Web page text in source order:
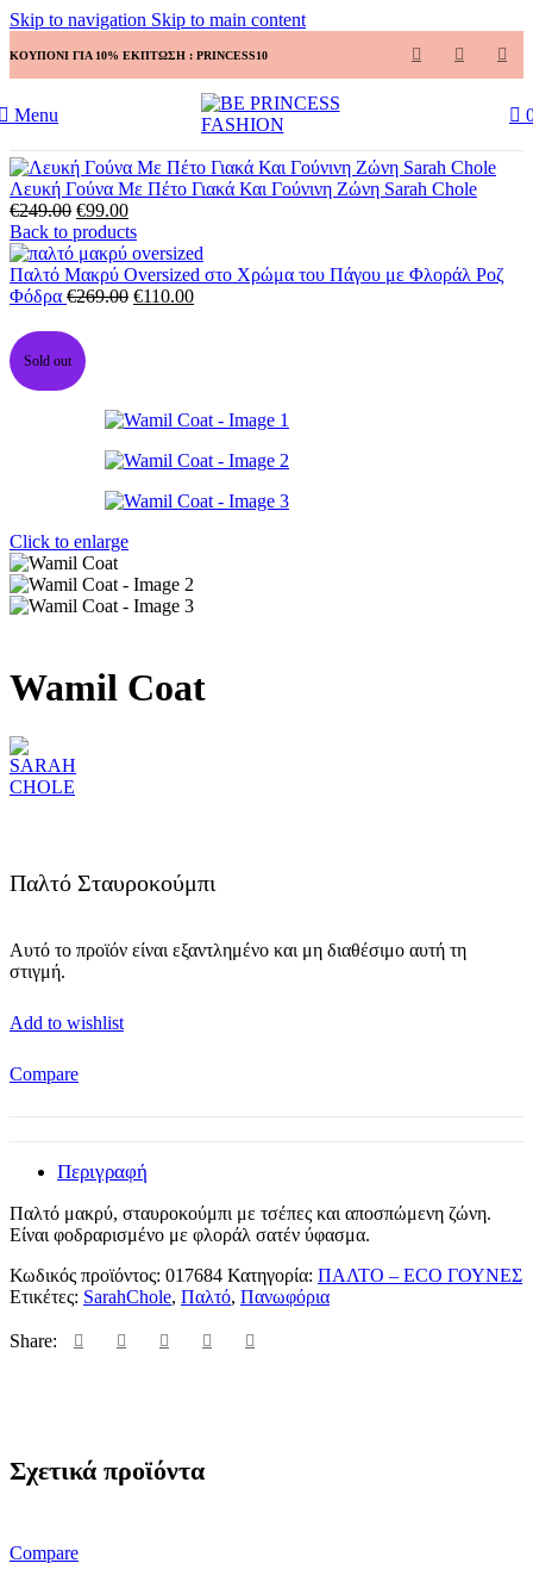
Skip to navigation Skip to main content
ΚΟΥΠΟΝΙ ΓΙΑ 10% ΕΚΠΤΩΣΗ : PRINCESS10
Menu
ΠΑΛΤΟ – ECO ΓΟΥΝΕΣ
Λευκή Γούνα Με Πέτο Γιακά Και Γούνινη Ζώνη Sarah Chole
€249.00 Original
price
was:
€249.00.
€99.00Η
τρέχουσα
τιμή
είναι:
€99.00.
Back to products
Παλτό Μακρύ Oversized στο Χρώμα του Πάγου με Φλοράλ Ροζ
Φόδρα €269.00 Original
€110.00Η
Sold out
Click to enlarge
Wamil Coat
Παλτό Σταυροκούμπι
Αυτό το προϊόν είναι εξαντλημένο και μη διαθέσιμο αυτή τη
στιγμή.
Add to wishlist
Compare
Περιγραφή
Παλτό μακρύ, σταυροκούμπι με τσέπες και αποσπώμενη ζώνη.
Είναι φοδραρισμένο με φλοράλ σατέν ύφασμα.
Κωδικός προϊόντος: 017684 Κατηγορία: ΠΑΛΤΟ – ECO ΓΟΥΝΕΣ
Ετικέτες: SarahChole, Παλτό, Πανωφόρια
Share:
Σχετικά προϊόντα
Compare